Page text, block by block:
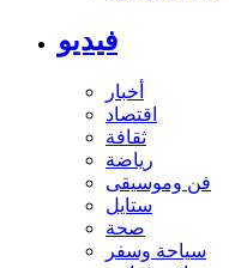
فيديو
أخبار
اقتصاد
ثقافة
رياضة
فن وموسيقى
ستايل
صحة
سياحة وسفر